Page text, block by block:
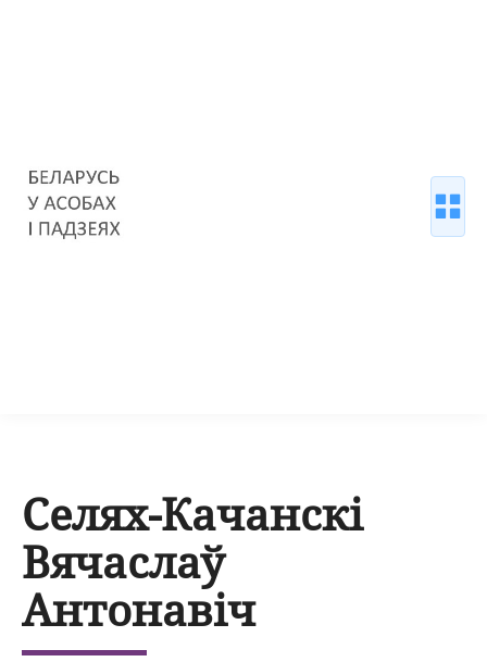
Селях-Качанскі
Вячаслаў
Антонавіч